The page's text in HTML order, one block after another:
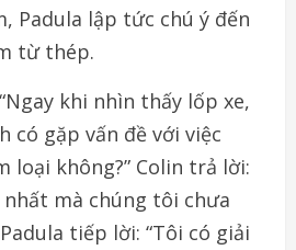
Padula lập tức chú ý đến
từ thép.
khi nhìn thấy lốp xe,
có gặp vấn đề với việc
loại không?” Colin trả lời:
nhất mà chúng tôi chưa
tiếp lời: “Tôi có giải